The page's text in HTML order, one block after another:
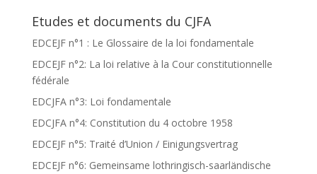
Etudes et documents du CJFA
EDCEJF n°1 : Le Glossaire de la loi fondamentale
EDCEJF n°2: La loi relative à la Cour constitutionnelle
fédérale
EDCJFA n°3: Loi fondamentale
EDCJFA n°4: Constitution du 4 octobre 1958
EDCEJF n°5: Traité d’Union / Einigungsvertrag
EDCEJF n°6: Gemeinsame lothringisch-saarländische